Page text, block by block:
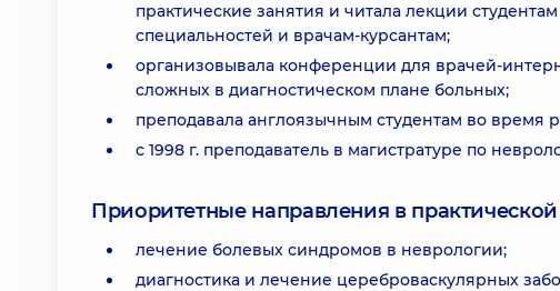
практические занятия и читала лекции
специальностей и врачам-курсантам;
организовывала конференции для врачей-
сложных в диагностическом плане больных;
преподавала англоязычным студентам во
с 1998 г. преподаватель в магистратуре по
Приоритетные направления в практической
лечение болевых синдромов в неврологии;
диагностика и лечение цереброваскулярных